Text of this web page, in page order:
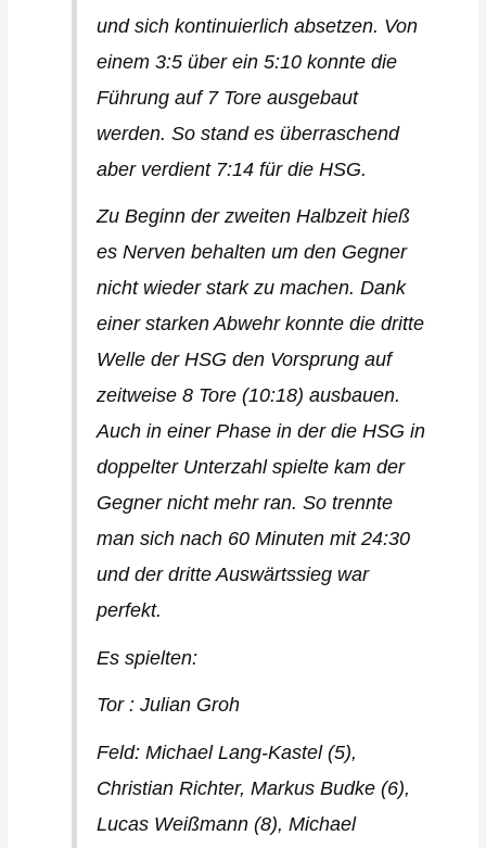
und sich kontinuierlich absetzen. Von
einem 3:5 über ein 5:10 konnte die
Führung auf 7 Tore ausgebaut
werden. So stand es überraschend
aber verdient 7:14 für die HSG.
Zu Beginn der zweiten Halbzeit hieß
es Nerven behalten um den Gegner
nicht wieder stark zu machen. Dank
einer starken Abwehr konnte die dritte
Welle der HSG den Vorsprung auf
zeitweise 8 Tore (10:18) ausbauen.
Auch in einer Phase in der die HSG in
doppelter Unterzahl spielte kam der
Gegner nicht mehr ran. So trennte
man sich nach 60 Minuten mit 24:30
und der dritte Auswärtssieg war
perfekt.
Es spielten:
Tor : Julian Groh
Feld: Michael Lang-Kastel (5),
Christian Richter, Markus Budke (6),
Lucas Weißmann (8), Michael